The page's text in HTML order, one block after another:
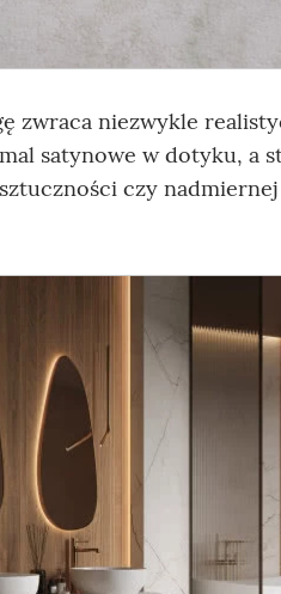
niezwykle
satynowe w dotyku, a
czy